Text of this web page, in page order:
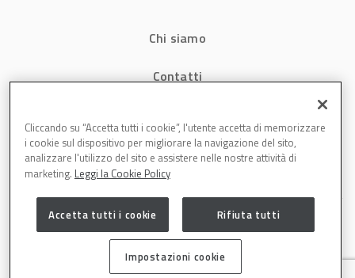
Chi siamo
Contatti
Cookies
Cliccando su “Accetta tutti i cookie”, l'utente accetta di memorizzare
i cookie sul dispositivo per migliorare la navigazione del sito,
analizzare l'utilizzo del sito e assistere nelle nostre attività di
marketing. Leggi la Cookie Policy
Accetta tutti i cookie Rifiuta tutti
Impostazioni cookie